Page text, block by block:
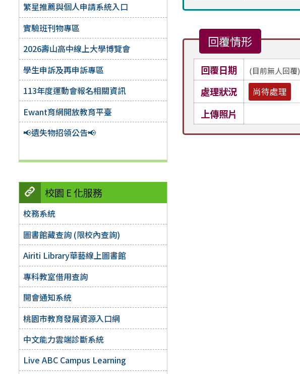
繁星推薦與個人申請系統入口
實驗班刊物專區
2026壽山高中線上大學博覽會
學生申訴及再申訴專區
113年度運動會報名相關資訊
Ewant育網開放教育平臺
📢遺失物招領公告📢
校園 E 化服務
校務系統
圖書館藏查詢 (限校內查詢)
Airiti Library華藝線上圖書館
專科教室借用查詢
開會通知系統
桃園市教育發展資源入口網
中文能力雲端診斷系統
Live ABC Campus Learning
回覆情形
回覆日期 (目前無人回覆)
處理狀況
尚待處理
上傳照片